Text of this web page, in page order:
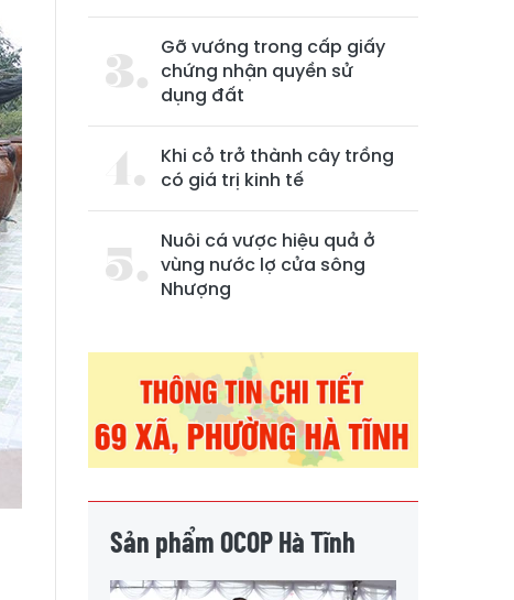
Gỡ vướng trong cấp giấy
chứng nhận quyền sử
dụng đất
Khi cỏ trở thành cây trồng
có giá trị kinh tế
Nuôi cá vược hiệu quả ở
vùng nước lợ cửa sông
Nhượng
Sản phẩm OCOP Hà Tĩnh